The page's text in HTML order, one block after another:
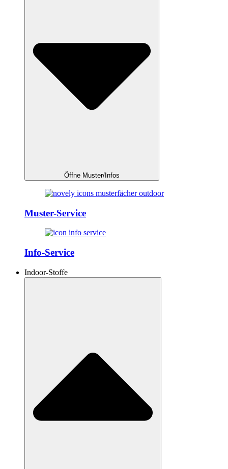
Öffne Muster/Infos
Muster-Service
Info-Service
Indoor-Stoffe